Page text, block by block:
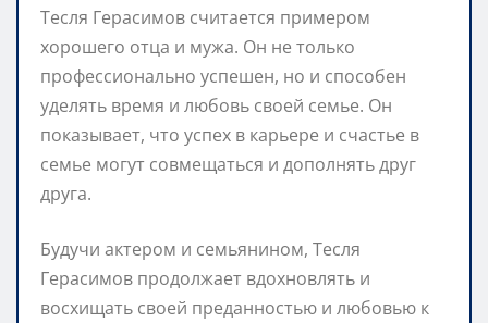
Тесля Герасимов считается примером
хорошего отца и мужа. Он не только
профессионально успешен, но и способен
уделять время и любовь своей семье. Он
показывает, что успех в карьере и счастье в
семье могут совмещаться и дополнять друг
друга.
Будучи актером и семьянином, Тесля
Герасимов продолжает вдохновлять и
восхищать своей преданностью и любовью к